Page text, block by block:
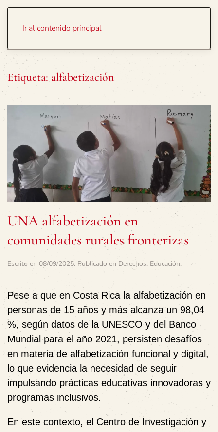
Ir al contenido principal
Etiqueta: alfabetización
UNA alfabetización en
comunidades rurales fronterizas
Escrito en 08/09/2025. Publicado en Derechos, Educación.
Pese a que en Costa Rica la alfabetización en
personas de 15 años y más alcanza un 98,04
%, según datos de la UNESCO y del Banco
Mundial para el año 2021, persisten desafíos
en materia de alfabetización funcional y digital,
lo que evidencia la necesidad de seguir
impulsando prácticas educativas innovadoras y
programas inclusivos.
En este contexto, el Centro de Investigación y